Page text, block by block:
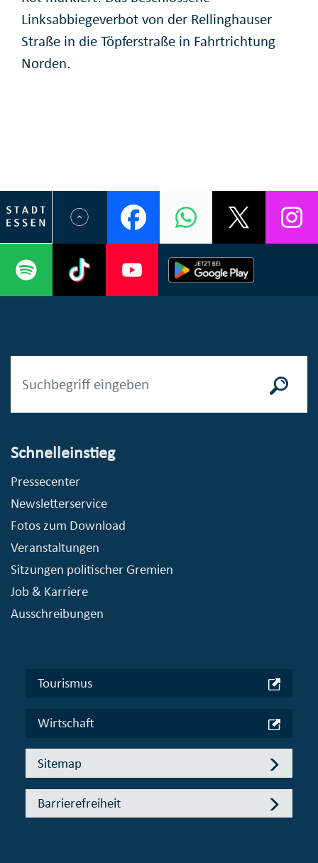
Linksabbiegeverbot von der Rellinghauser
Straße in die Töpferstraße in Fahrtrichtung
Norden.
Schnelleinstieg
Pressecenter
Newsletterservice
Fotos zum Download
Veranstaltungen
Sitzungen politischer Gremien
Job & Karriere
Ausschreibungen
Tourismus
Wirtschaft
Sitemap
Barrierefreiheit